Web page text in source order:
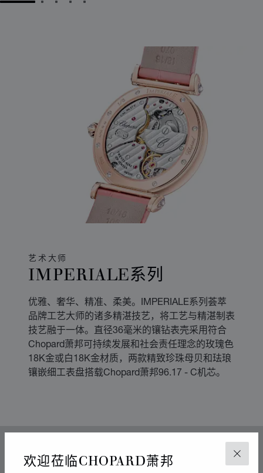
关闭
欢迎莅临CHOPARD萧邦
GO TO SLIDE 1GO TO SLIDE 2
GO TO SLIDE 3
GO TO SLIDE 4
GO TO SLIDE 5
艺术大师
IMPERIALE系列
优雅、奢华、精准、柔美。IMPERIALE系列荟萃
品牌工艺大师的诸多精湛技艺，将工艺与精湛制表
技艺融于一体。直径36毫米的镶钻表壳采用符合
Chopard萧邦可持续发展和社会责任理念的玫瑰色
18K金或白18K金材质，两款精致珍珠母贝和珐琅
镶嵌细工表盘搭载Chopard萧邦96.17 - C机芯。
雕纹珍珠母贝